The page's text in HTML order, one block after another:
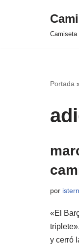
Camiseta
Portada
por istern
«El
y cerró